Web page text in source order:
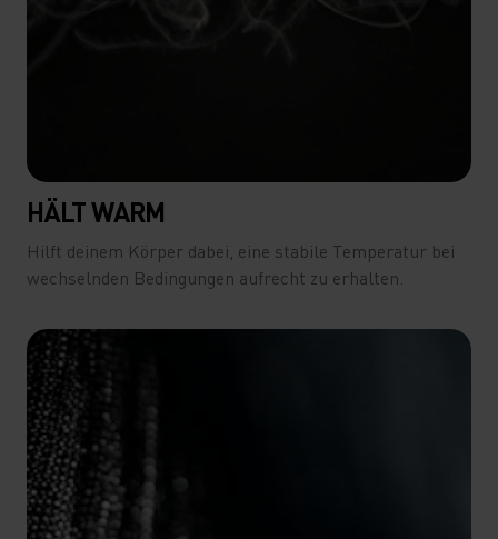
HÄLT WARM
Hilft deinem Körper dabei, eine stabile Temperatur bei
wechselnden Bedingungen aufrecht zu erhalten.